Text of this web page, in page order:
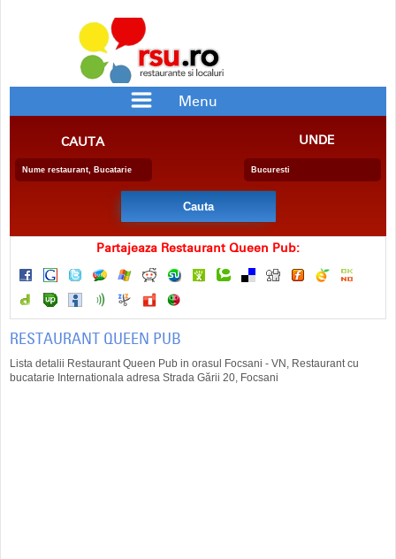
Menu
BAR/PUB
RESTAURANTE CU SPECIFIC
PENSIUNE
BERARIE
SALA EVENIMENTE
FAST FOOD
CATERING
DELIVERY
COFETARIE
CAUTA UNDE
Partajeaza Restaurant Queen Pub:
RESTAURANT QUEEN PUB
Lista detalii Restaurant Queen Pub in orasul Focsani - VN, Restaurant cu
bucatarie Internationala adresa Strada Gării 20, Focsani